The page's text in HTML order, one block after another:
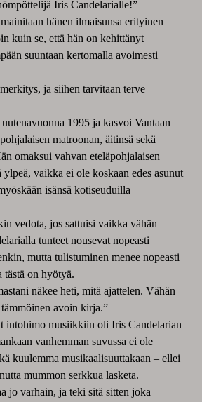
Iris Candelarialle!”
hänen ilmaisunsa erityinen
kuin se, että hän on kehittänyt
suuntaan kertomalla avoimesti
ja siihen tarvitaan terve
1995 ja kasvoi Vantaan
matroonan, äitinsä sekä
omaksui vahvan eteläpohjalaisen
vaikka ei ole koskaan edes asunut
isänsä kotiseuduilla
vedota, jos sattuisi vaikka vähän
tunteet nousevat nopeasti
mutta tulistuminen menee nopeasti
tästä on hyötyä.
näkee heti, mitä ajattelen. Vähän
avoin kirja.”
intohimo musiikkiin oli Iris Candelarian
vanhemman suvussa ei ole
kuulemma musikaalisuuttakaan – ellei
mummon serkkua lasketa.
jo varhain, ja teki sitä sitten joka